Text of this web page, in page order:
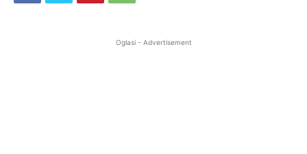
Oglasi - Advertisement